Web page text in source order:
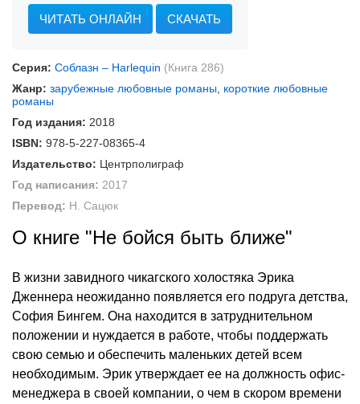
ЧИТАТЬ ОНЛАЙН СКАЧАТЬ
Серия: Соблазн – Harlequin (Книга 286)
Жанр: зарубежные любовные романы короткие любовные
романы
Год издания: 2018
ISBN: 978-5-227-08365-4
Издательство: Центрполиграф
Год написания: 2017
Перевод: Н. Сацюк
О книге "Не бойся быть ближе"
В жизни завидного чикагского холостяка Эрика
Дженнера неожиданно появляется его подруга детства,
София Бингем. Она находится в затруднительном
положении и нуждается в работе, чтобы поддержать
свою семью и обеспечить маленьких детей всем
необходимым. Эрик утверждает ее на должность офис-
менеджера в своей компании, о чем в скором времени